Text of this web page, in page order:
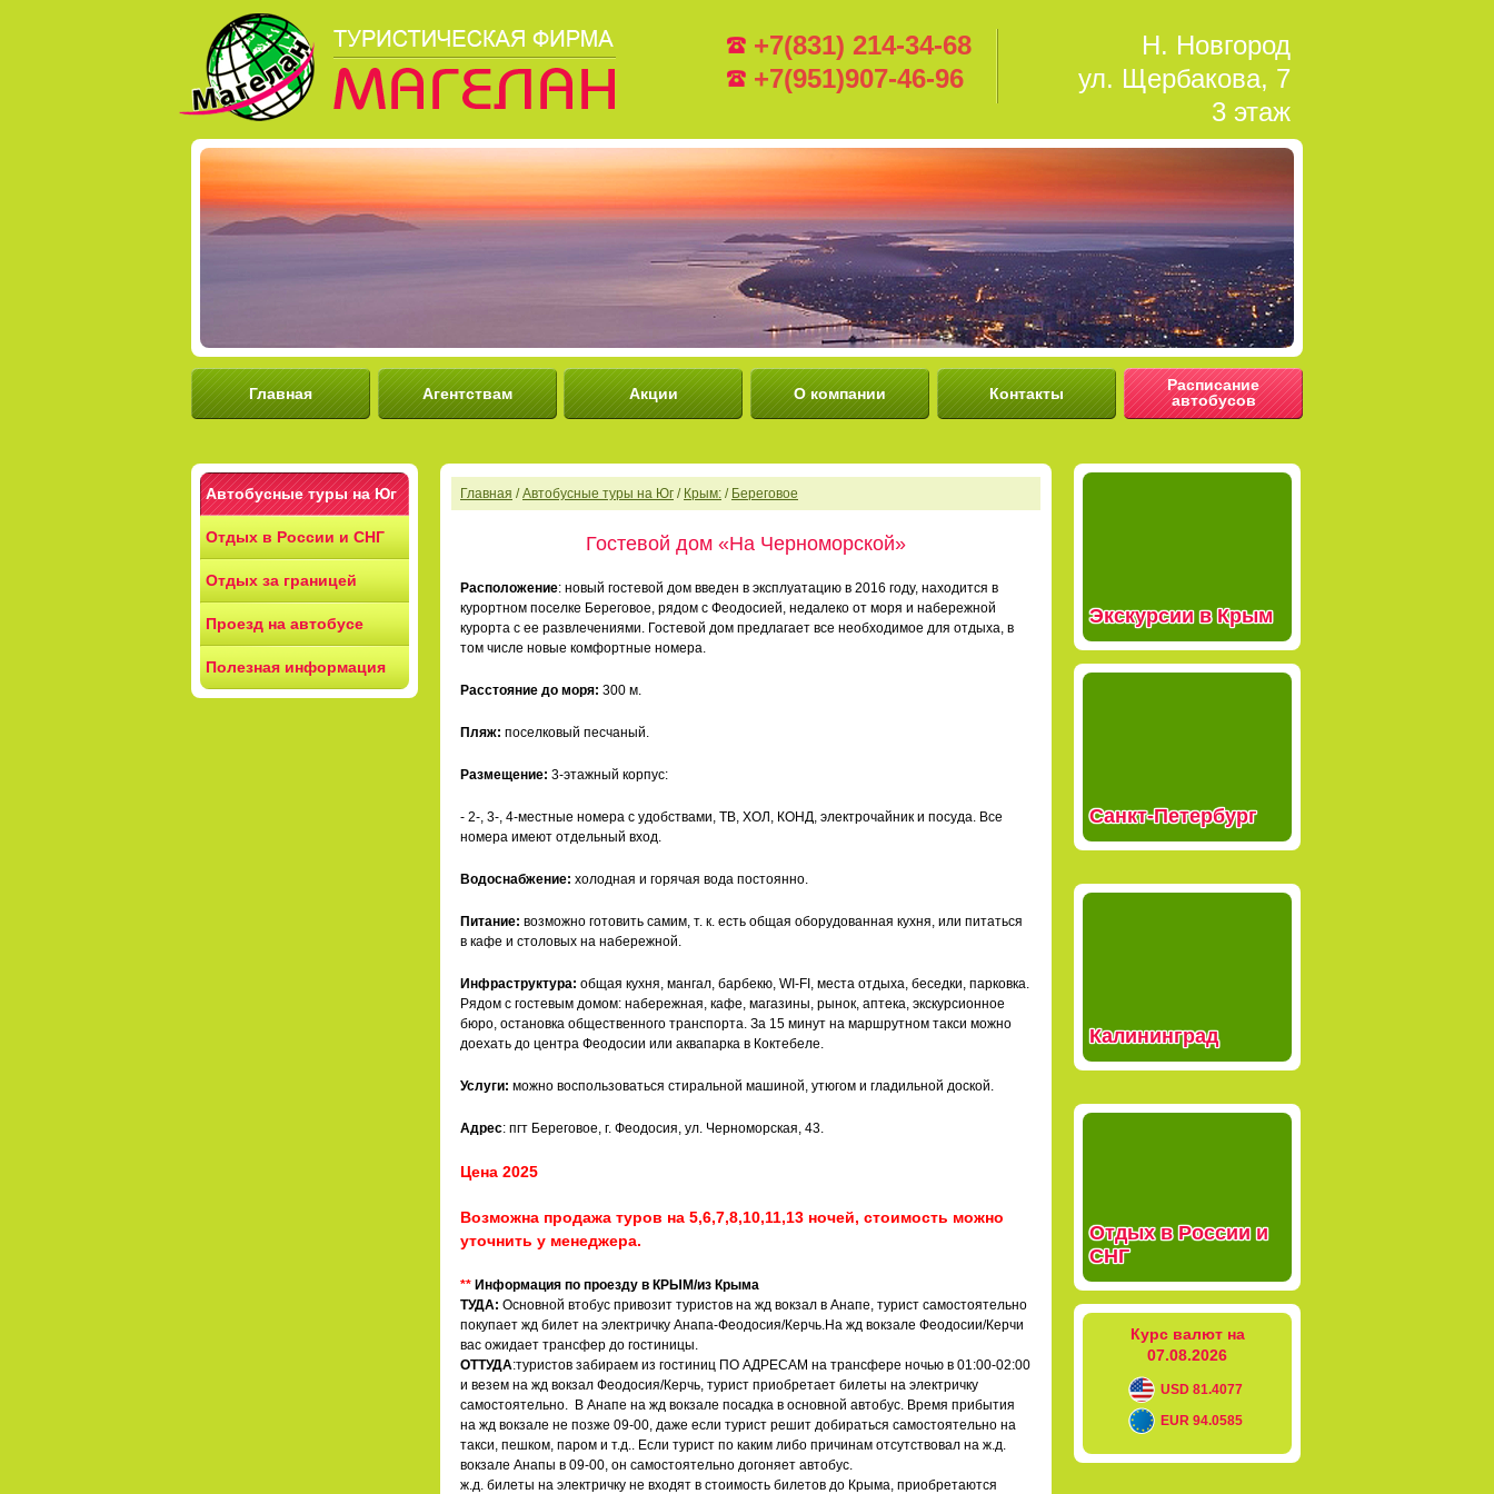
+7(831) 214-34-68
+7(951)907-46-96
Н. Новгород
ул. Щербакова, 7
3 этаж
Главная Агентствам Акции О компании Контакты
Расписание
автобусов
Автобусные туры на Юг
Отдых в России и СНГ
Отдых за границей
Проезд на автобусе
Полезная информация
Главная /Автобусные туры на Юг / Крым: / Береговое
Гостевой дом «На Черноморской»
Расположение: новый гостевой дом введен в эксплуатацию в 2016 году, находится в
курортном поселке Береговое, рядом с Феодосией, недалеко от моря и набережной
курорта с ее развлечениями. Гостевой дом предлагает все необходимое для отдыха, в
том числе новые комфортные номера.
Расстояние до моря: 300 м.
Пляж: поселковый песчаный.
Размещение: 3-этажный корпус:
- 2-, 3-, 4-местные номера с удобствами, ТВ, ХОЛ, КОНД, электрочайник и посуда. Все
номера имеют отдельный вход.
Водоснабжение: холодная и горячая вода постоянно.
Питание: возможно готовить самим, т. к. есть общая оборудованная кухня, или питаться
в кафе и столовых на набережной.
Инфраструктура: общая кухня, мангал, барбекю, WI-FI, места отдыха, беседки, парковка.
Рядом с гостевым домом: набережная, кафе, магазины, рынок, аптека, экскурсионное
бюро, остановка общественного транспорта. За 15 минут на маршрутном такси можно
доехать до центра Феодосии или аквапарка в Коктебеле.
Услуги: можно воспользоваться стиральной машиной, утюгом и гладильной доской.
Адрес: пгт Береговое, г. Феодосия, ул. Черноморская, 43.
Цена 2025
Возможна продажа туров на 5,6,7,8,10,11,13 ночей, стоимость можно
уточнить у менеджера.
** Информация по проезду в КРЫМ/из Крыма
ТУДА: Основной втобус привозит туристов на жд вокзал в Анапе, турист самостоятельно
покупает жд билет на электричку Анапа-Феодосия/Керчь.На жд вокзале Феодосии/Керчи
вас ожидает трансфер до гостиницы.
ОТТУДА:туристов забираем из гостиниц ПО АДРЕСАМ на трансфере ночью в 01:00-02:00
и везем на жд вокзал Феодосия/Керчь, турист приобретает билеты на электричку
самостоятельно. В Анапе на жд вокзале посадка в основной автобус. Время прибытия
на жд вокзале не позже 09-00, даже если турист решит добираться самостоятельно на
такси, пешком, паром и т.д.. Если турист по каким либо причинам отсутствовал на ж.д.
вокзале Анапы в 09-00, он самостоятельно догоняет автобус.
ж.д. билеты на электричку не входят в стоимость билетов до Крыма, приобретаются
Экскурсии в Крым
Санкт-Петербург
Калининград
Отдых в России и
СНГ
Курс валют на
07.08.2026
USD 81.4077
EUR 94.0585